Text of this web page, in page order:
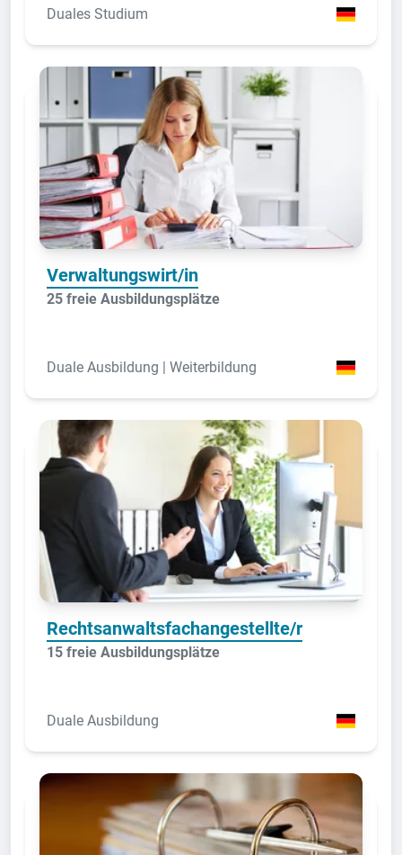
Duales Studium
Verwaltungswirt/in
25 freie Ausbildungsplätze
Duale Ausbildung | Weiterbildung
Rechtsanwaltsfachangestellte/r
15 freie Ausbildungsplätze
Duale Ausbildung